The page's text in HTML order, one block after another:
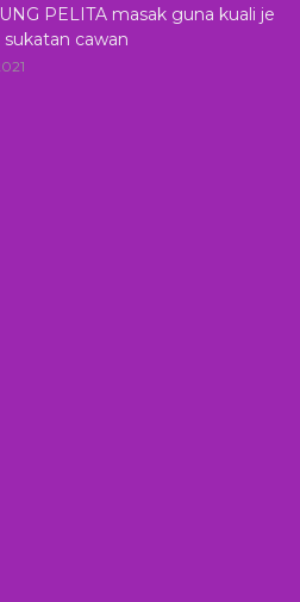
PELITA masak guna kuali je
sukatan cawan